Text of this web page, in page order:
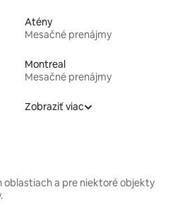
Atény
Mesačné prenájmy
Montreal
Mesačné prenájmy
Zobraziť viac
a pre niektoré objekty